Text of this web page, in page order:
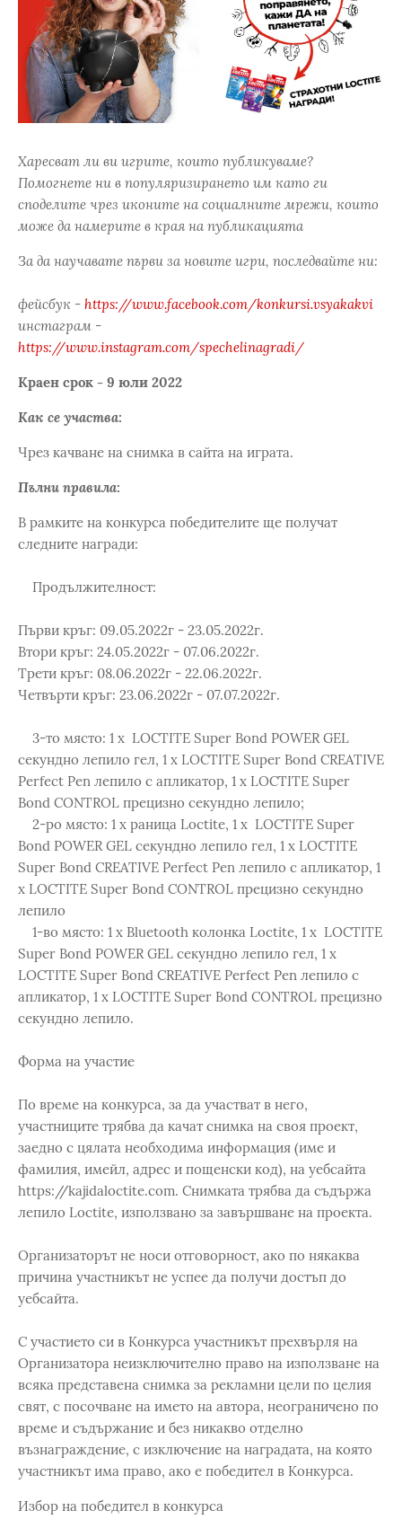
Харесват ли ви игрите, които публикуваме?
Помогнете ни в популяризирането им като ги
споделите чрез иконите на социалните мрежи, които
може да намерите в края на публикацията
За да научавате първи за новите игри, последвайте ни:
фейсбук - https://www.facebook.com/konkursi.vsyakakvi
инстаграм -
https://www.instagram.com/spechelinagradi/
Краен срок - 9 юли 2022
Как се участва:
Чрез качване на снимка в сайта на играта.
Пълни правила:
В рамките на конкурса победителите ще получат
следните награди:
Продължителност:
Първи кръг: 09.05.2022г - 23.05.2022г.
Втори кръг: 24.05.2022г - 07.06.2022г.
Трети кръг: 08.06.2022г - 22.06.2022г.
Четвърти кръг: 23.06.2022г - 07.07.2022г.
3-то място: 1 x LOCTITE Super Bond POWER GEL
секундно лепило гел, 1 x LOCTITE Super Bond CREATIVE
Perfect Pen лепило с апликатор, 1 x LOCTITE Super
Bond CONTROL прецизно секундно лепило;
2-ро място: 1 x раница Loctite, 1 x LOCTITE Super
Bond POWER GEL секундно лепило гел, 1 x LOCTITE
Super Bond CREATIVE Perfect Pen лепило с апликатор, 1
x LOCTITE Super Bond CONTROL прецизно секундно
лепило
1-во място: 1 x Bluetooth колонка Loctite, 1 x LOCTITE
Super Bond POWER GEL секундно лепило гел, 1 x
LOCTITE Super Bond CREATIVE Perfect Pen лепило с
апликатор, 1 x LOCTITE Super Bond CONTROL прецизно
секундно лепило.
Форма на участие
По време на конкурса, за да участват в него,
участниците трябва да качат снимка на своя проект,
заедно с цялата необходима информация (име и
фамилия, имейл, адрес и пощенски код), на уебсайта
https://kajidaloctite.com. Снимката трябва да съдържа
лепило Loctite, използвано за завършване на проекта.
Организаторът не носи отговорност, ако по някаква
причина участникът не успее да получи достъп до
уебсайта.
С участието си в Конкурса участникът прехвърля на
Организатора неизключително право на използване на
всяка представена снимка за рекламни цели по целия
свят, с посочване на името на автора, неограничено по
време и съдържание и без никакво отделно
възнаграждение, с изключение на наградата, на която
участникът има право, ако е победител в Конкурса.
Избор на победител в конкурса